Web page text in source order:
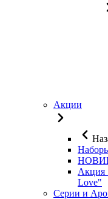
Акции
Акция
Love"
Серии и